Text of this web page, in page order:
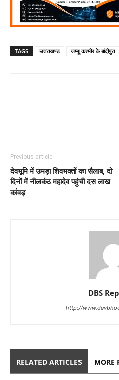
TAGS उत्तराखण्ड जम्मू कश्मीर के बांदीपुरा
Previous article
देवभूमि में उमड़ा शिवभक्तों का सैलाब, दो
दिनों में नीलकंठ महादेव पहुंची दस लाख
कांवड़
DBS
http://
RELATED ARTICLES MORE